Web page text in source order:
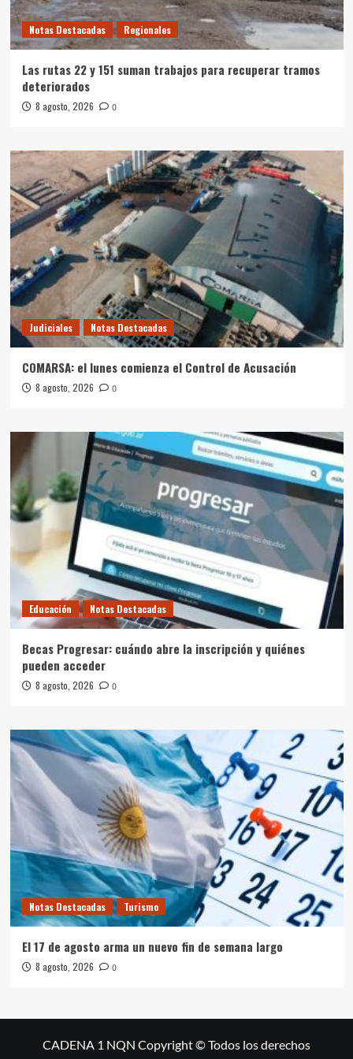
Notas Destacadas Regionales
Las rutas 22 y 151 suman trabajos para recuperar tramos
deteriorados
8 agosto, 2026 0
Judiciales Notas Destacadas
COMARSA: el lunes comienza el Control de Acusación
8 agosto, 2026 0
Educación Notas Destacadas
Becas Progresar: cuándo abre la inscripción y quiénes
pueden acceder
8 agosto, 2026 0
Notas Destacadas Turismo
El 17 de agosto arma un nuevo fin de semana largo
8 agosto, 2026 0
CADENA 1 NQN Copyright © Todos los derechos